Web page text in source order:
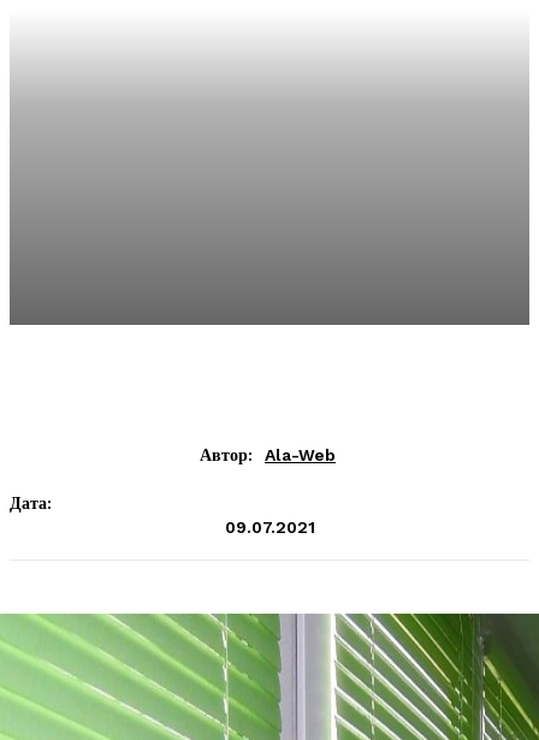
Автор: Ala-Web
Дата:
09.07.2021